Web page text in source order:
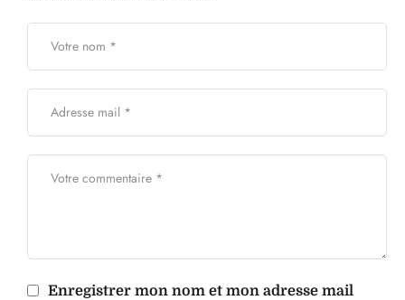
Enregistrer mon nom et mon adresse mail